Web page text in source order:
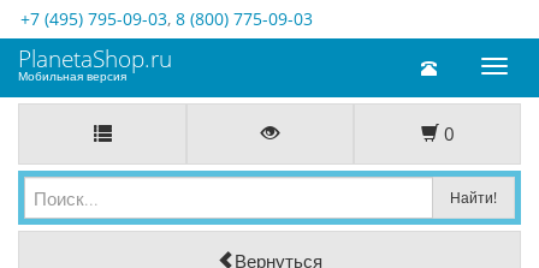
+7 (495) 795-09-03, 8 (800) 775-09-03
Toggle
PlanetaShop.ru
Мобильная версия
0
Вернуться